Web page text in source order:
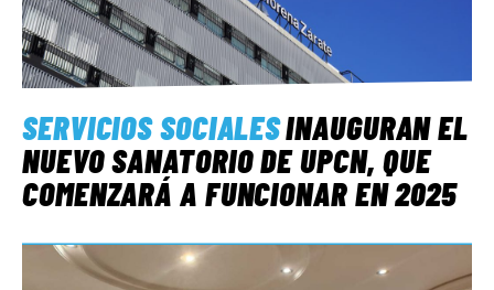
SERVICIOS SOCIALESINAUGURAN EL
NUEVO SANATORIO DE UPCN, QUE
COMENZARÁ A FUNCIONAR EN 2025